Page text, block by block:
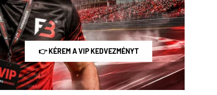
👉 KÉREM A VIP KEDVEZMÉNYT